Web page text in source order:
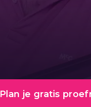
Plan je gratis